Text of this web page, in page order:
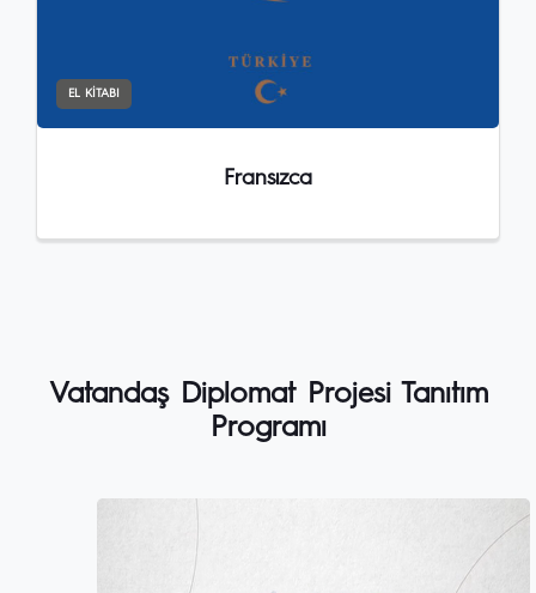
EL KITABI
Fransızca
Vatandaş Diplomat Projesi Tanıtım
Programı